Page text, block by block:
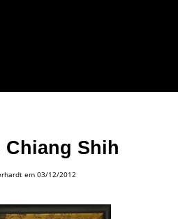
Chiang Shih
em 03/12/2012